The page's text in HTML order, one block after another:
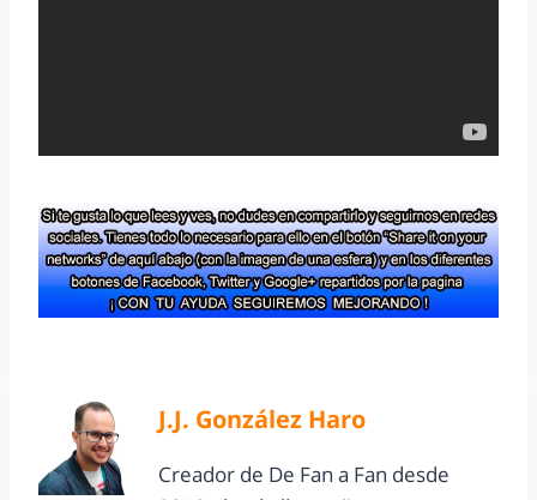
J.J. González Haro
Creador de De Fan a Fan desde